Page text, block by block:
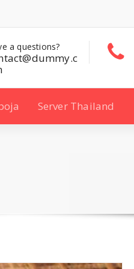
Sales
00 322
Server Thailand